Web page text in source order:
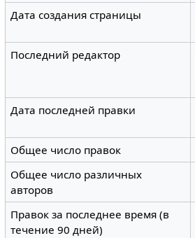
Дата создания страницы
Последний редактор
Дата последней правки
Общее число правок
Общее число различных
авторов
Правок за последнее время (в
течение 90 дней)